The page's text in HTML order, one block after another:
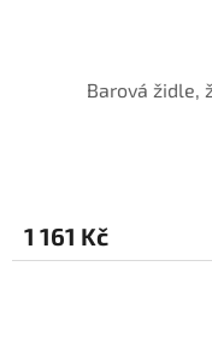
Barová židle,
1 161 Kč